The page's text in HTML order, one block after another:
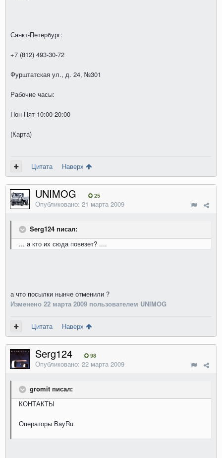
Санкт-Петербург:
+7 (812) 493-30-72
Фурштатская ул., д. 24, №301
Рабочие часы:
Пон-Пят 10:00-20:00
(Карта)
Цитата Наверх
UNIMOG 25
Опубликовано: 21 марта 2009
Serg124 писал:
... а кто их сюда повезет? ....
а что посылки нынче отменили ?
Изменено 22 марта 2009 пользователем UNIMOG
Цитата Наверх
Serg124 98
Опубликовано: 22 марта 2009
gromit писал:
КОНТАКТЫ
Операторы BayRu